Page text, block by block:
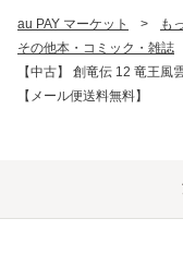
au PAY マーケット > も
その他本・コミック・雑誌
【中古】 創竜伝 12 竜王風
【メール便送料無料】